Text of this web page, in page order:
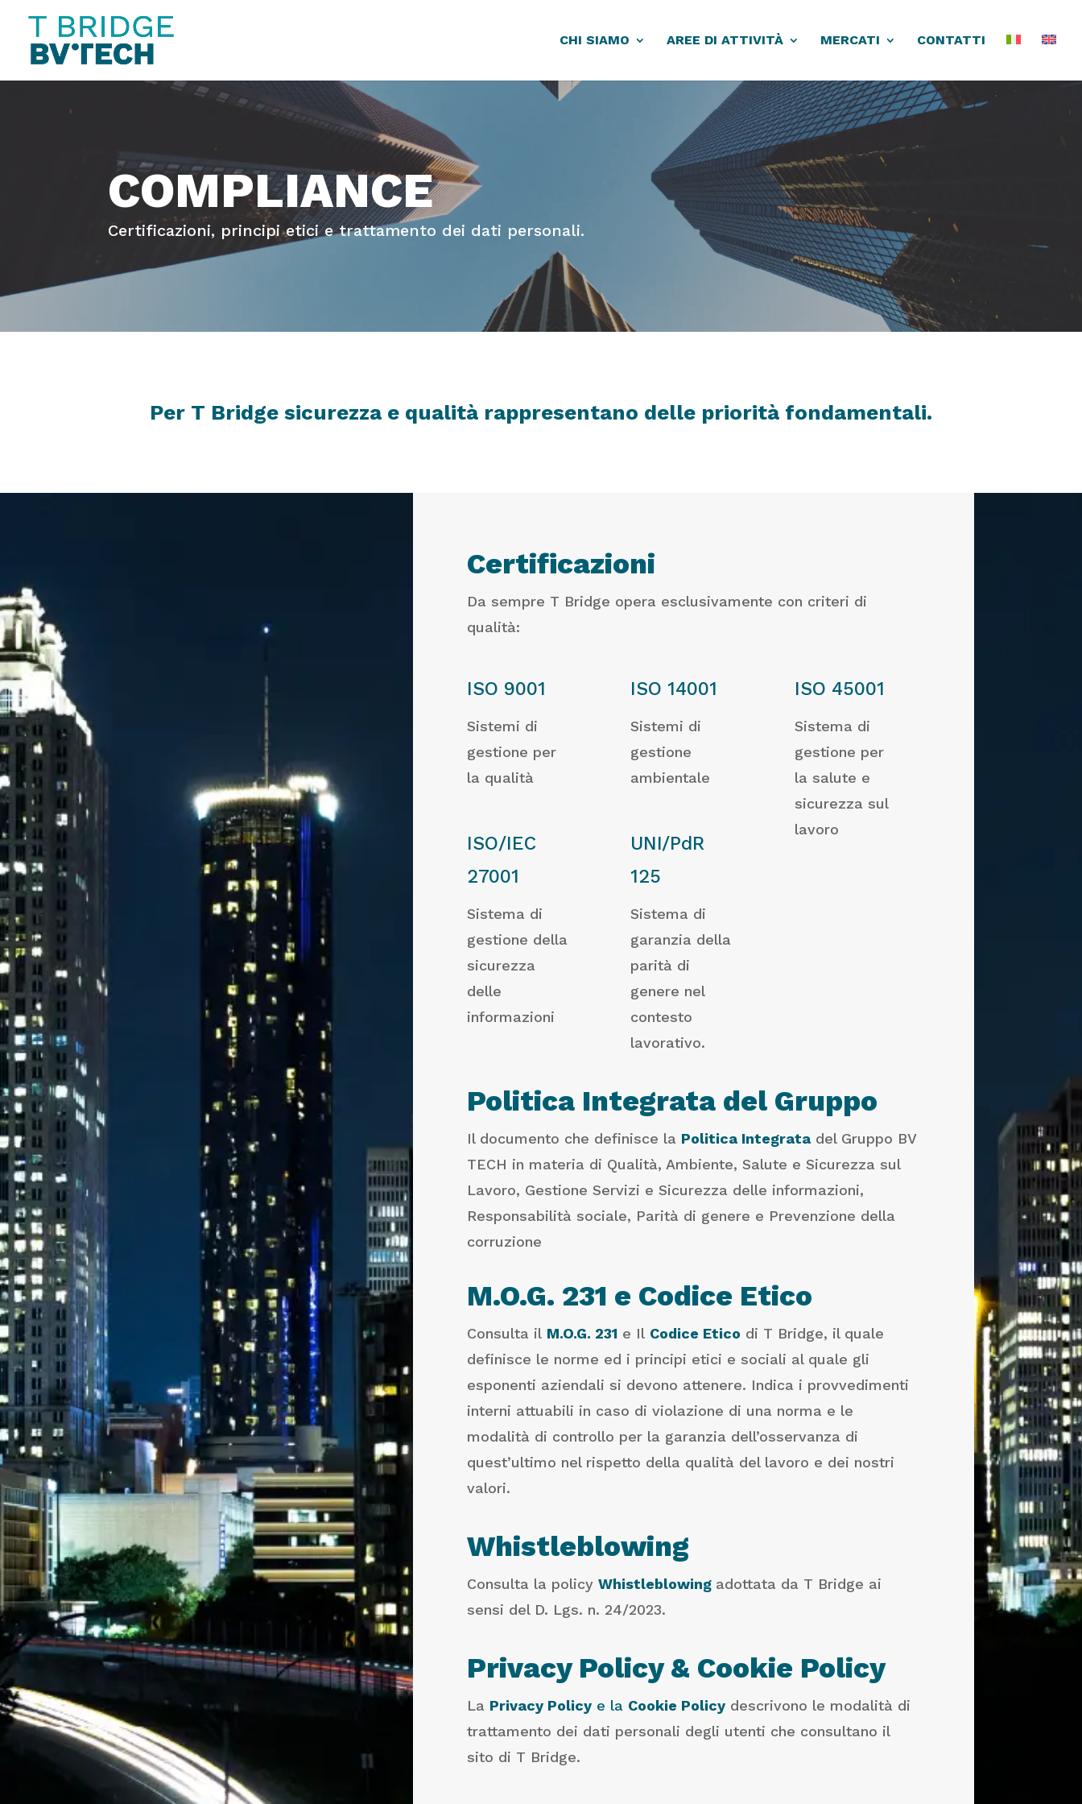
CHI SIAMO AREE DI ATTIVITÀ MERCATI CONTATTI
COMPLIANCE
Certificazioni, principi etici e trattamento dei dati personali.
Per T Bridge sicurezza e qualità rappresentano delle priorità fondamentali.
Certificazioni
Da sempre T Bridge opera esclusivamente con criteri di
qualità:
ISO 9001
Sistemi di
gestione per
la qualità
ISO/IEC
27001
Sistema di
gestione della
sicurezza
delle
informazioni
ISO 14001
Sistemi di
gestione
ambientale
UNI/PdR
125
Sistema di
garanzia della
parità di
genere nel
contesto
lavorativo.
ISO 45001
Sistema di
gestione per
la salute e
sicurezza sul
lavoro
Politica Integrata del Gruppo
Il documento che definisce la Politica Integratadel Gruppo BV
TECH in materia di Qualità, Ambiente, Salute e Sicurezza sul
Lavoro, Gestione Servizi e Sicurezza delle informazioni,
Responsabilità sociale, Parità di genere e Prevenzione della
corruzione
M.O.G. 231 e Codice Etico
Consulta il M.O.G. 231 e Il Codice Etico di T Bridge, il quale
definisce le norme ed i principi etici e sociali al quale gli
esponenti aziendali si devono attenere. Indica i provvedimenti
interni attuabili in caso di violazione di una norma e le
modalità di controllo per la garanzia dell’osservanza di
quest’ultimo nel rispetto della qualità del lavoro e dei nostri
valori.
Whistleblowing
Consulta la policy Whistleblowing adottata da T Bridge ai
sensi del D. Lgs. n. 24/2023.
Privacy Policy & Cookie Policy
La Privacy Policye la Cookie Policydescrivono le modalità di
trattamento dei dati personali degli utenti che consultano il
sito di T Bridge.